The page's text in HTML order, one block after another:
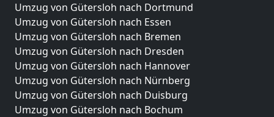
Umzug von Gütersloh nach Dortmund
Umzug von Gütersloh nach Essen
Umzug von Gütersloh nach Bremen
Umzug von Gütersloh nach Dresden
Umzug von Gütersloh nach Hannover
Umzug von Gütersloh nach Nürnberg
Umzug von Gütersloh nach Duisburg
Umzug von Gütersloh nach Bochum